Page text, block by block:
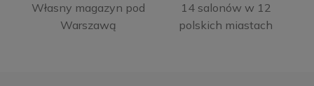
Własny magazyn pod
Warszawą
14 salonów w 12
polskich miastach